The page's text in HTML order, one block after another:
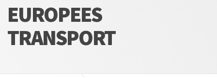
EUROPEES
TRANSPORT